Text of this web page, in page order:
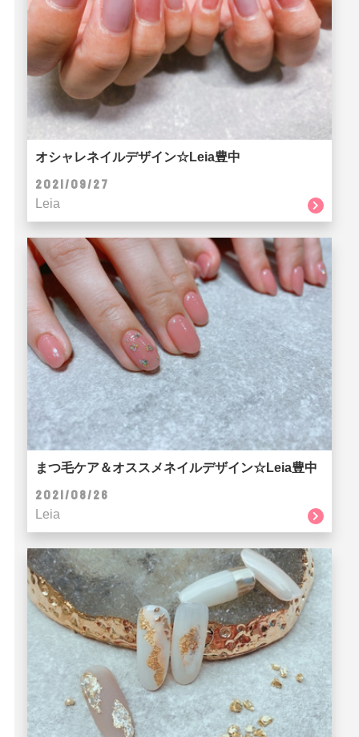
オシャレネイルデザイン☆Leia豊中
2021/09/27
Leia
まつ毛ケア＆オススメネイルデザイン☆Leia豊中
2021/08/26
Leia